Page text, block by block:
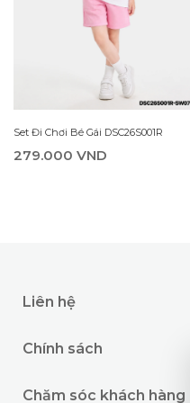
Set Đi Chơi Bé Gái DSC26S001R
279.000 VND
Liên hệ
Chính sách
Chăm sóc khách hàng